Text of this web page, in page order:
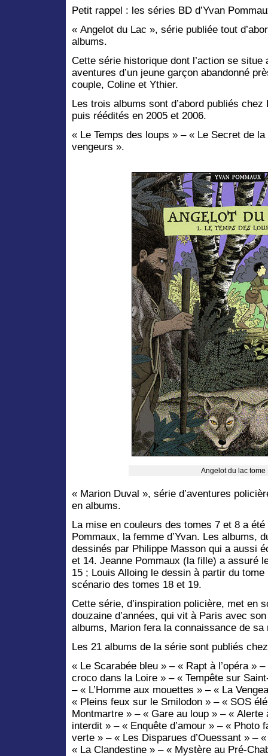
Petit rappel : les séries BD d’Yvan
« Angelot du Lac », série publiée tout
albums.
Cette série historique dont l’action se situe
aventures d’un jeune garçon abandonné
couple, Coline et Ythier.
Les trois albums sont d’abord publiés
puis réédités en 2005 et 2006.
« Le Temps des loups » – « Le Secret de
vengeurs ».
Angelot du lac tome
« Marion Duval », série d’aventures
en albums.
La mise en couleurs des tomes 7 et 8 a
Pommaux, la femme d’Yvan. Les albums,
dessinés par Philippe Masson qui a aussi
et 14. Jeanne Pommaux (la fille) a assuré
15 ; Louis Alloing le dessin à partir du
scénario des tomes 18 et 19.
Cette série, d’inspiration policière, met en
douzaine d’années, qui vit à Paris avec
albums, Marion fera la connaissance de sa
Les 21 albums de la série sont publiés
« Le Scarabée bleu » – « Rapt à l’opéra »
croco dans la Loire » – « Tempête sur
– « L’Homme aux mouettes » – « La
« Pleins feux sur le Smilodon » – « SOS
Montmartre » – « Gare au loup » – «
interdit » – « Enquête d’amour » – « Photo
verte » – « Les Disparues d’Ouessant » –
« La Clandestine » – « Mystère au Pré-